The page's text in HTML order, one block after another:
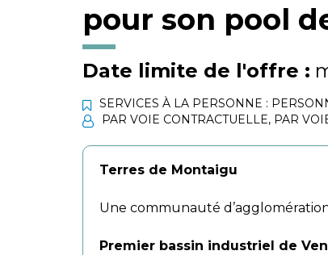
pour son pool
Date limite de l'offre :
SERVICES À LA PERSONNE :
PAR VOIE CONTRACTUELLE, PAR
Terres de Montaigu
Une communauté
Premier bassin industriel de